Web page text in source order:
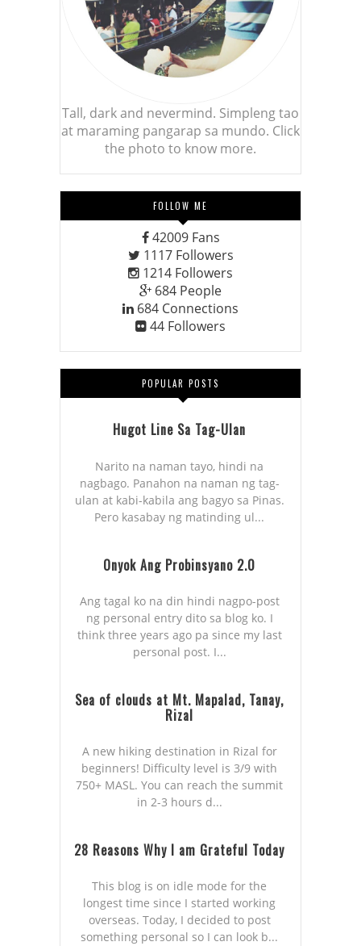
Tall, dark and nevermind. Simpleng tao
at maraming pangarap sa mundo. Click
the photo to know more.
FOLLOW ME
42009 Fans
1117 Followers
1214 Followers
684 People
684 Connections
44 Followers
POPULAR POSTS
Hugot Line Sa Tag-Ulan
Narito na naman tayo, hindi na
nagbago. Panahon na naman ng tag-
ulan at kabi-kabila ang bagyo sa Pinas.
Pero kasabay ng matinding ul...
Onyok Ang Probinsyano 2.0
Ang tagal ko na din hindi nagpo-post
ng personal entry dito sa blog ko. I
think three years ago pa since my last
personal post. I...
Sea of clouds at Mt. Mapalad, Tanay,
Rizal
A new hiking destination in Rizal for
beginners! Difficulty level is 3/9 with
750+ MASL. You can reach the summit
in 2-3 hours d...
28 Reasons Why I am Grateful Today
This blog is on idle mode for the
longest time since I started working
overseas. Today, I decided to post
something personal so I can look b...